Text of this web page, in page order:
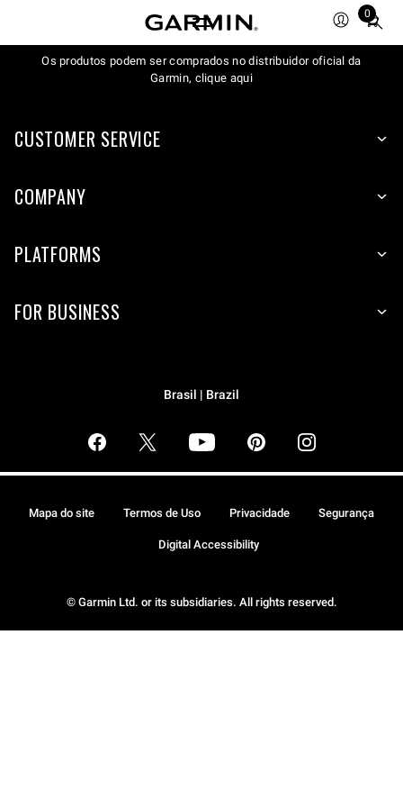
0
Total
items
in
Os produtos podem ser comprados no distribuidor oficial da
Garmin, clique aqui
CUSTOMER SERVICE
COMPANY
PLATFORMS
FOR BUSINESS
Brasil | Brazil
© Garmin Ltd. or its subsidiaries. All rights reserved.
Mapa do site Termos de Uso Privacidade Segurança
Digital Accessibility